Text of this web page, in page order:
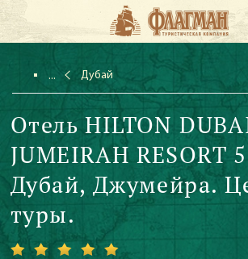
Дубай
Отель HILTON
JUMEIRAH RESORT
Дубай, Джумейра.
туры.